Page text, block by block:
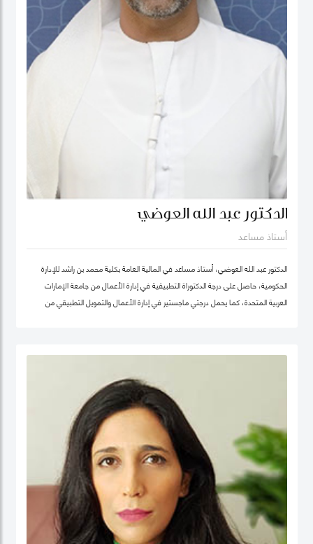
الدكتور عبد الله العوضي
أستاذ مساعد
الدكتور عبد الله العوضي، أستاذ مساعد في المالية العامة بكلية محمد بن راشد للإدارة
الحكومية، حاصل على درجة الدكتوراة التطبيقية في إدارة الأعمال من جامعة الإمارات
العربية المتحدة، كما يحمل درجتي ماجستير في إدارة الأعمال والتمويل التطبيقي من
الدكتور عبدالله، مستشار مالي لديه أكثر من 25 عامًا من الخبرة العملية في مجالات: المالية
والقطاع شبه الحكومي، والقطاع الخاص. كما أ، الدكتور عبد الله مدقق حسابات معتمد،
ووكيل ضرائب، وخبير قضائي، ومحكم.